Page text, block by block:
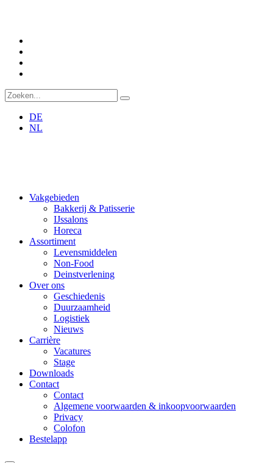
DE
NL
Vakgebieden
Bakkerij & Patisserie
IJssalons
Horeca
Assortiment
Levensmiddelen
Non-Food
Deinstverlening
Over ons
Geschiedenis
Duurzaamheid
Logistiek
Nieuws
Carrière
Vacatures
Stage
Downloads
Contact
Contact
Algemene voorwaarden & inkoopvoorwaarden
Privacy
Colofon
Bestelapp